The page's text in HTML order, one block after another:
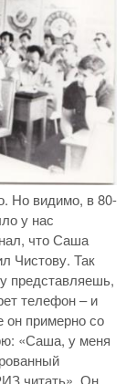
Но видимо, в 80-
у нас
что Саша
Чистову. Так
представляешь,
телефон – и
он примерно со
«Саша, у меня
читать». Он